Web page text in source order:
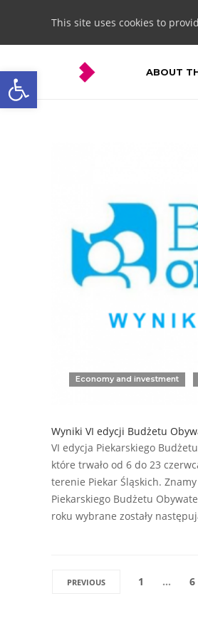
Open toolbar
This site uses cookies to
ABOUT
Economy and investment
Wyniki VI edycji Budżetu
VI edycja Piekarskiego
które trwało od 6 do 23
terenie Piekar Śląskich.
Piekarskiego Budżetu
roku wybrane zostały
PREVIOUS 1 … 6